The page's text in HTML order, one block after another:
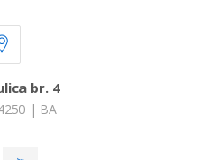
br. 4
| BA